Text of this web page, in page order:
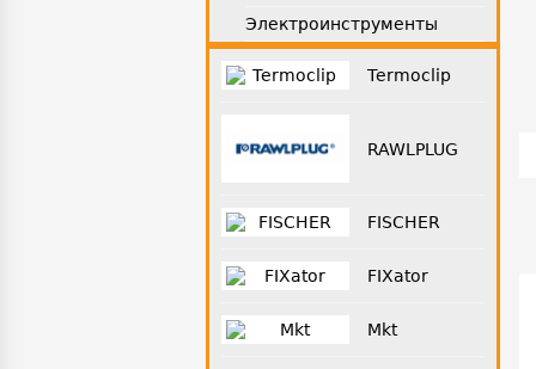
Электроинструменты
Termoclip
RAWLPLUG
FISCHER
FIXator
Mkt